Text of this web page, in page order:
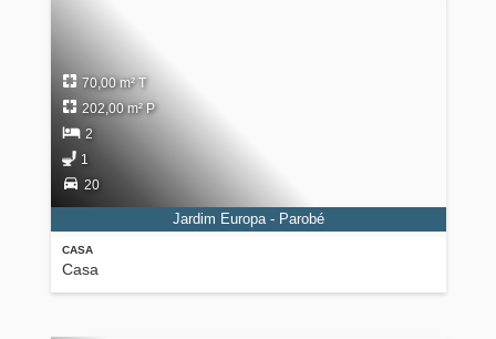
CASA
Casa
70,00 m² T
202,00 m² P
2
1
20
Jardim Europa - Parobé